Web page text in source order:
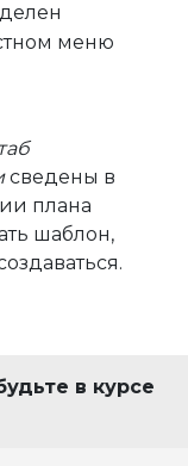
меню
сведены в
плана
шаблон,
в курсе